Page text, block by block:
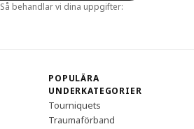
behandlar vi dina uppgifter:
POPULÄRA
UNDERKATEGORIER
Tourniquets
Traumaförband